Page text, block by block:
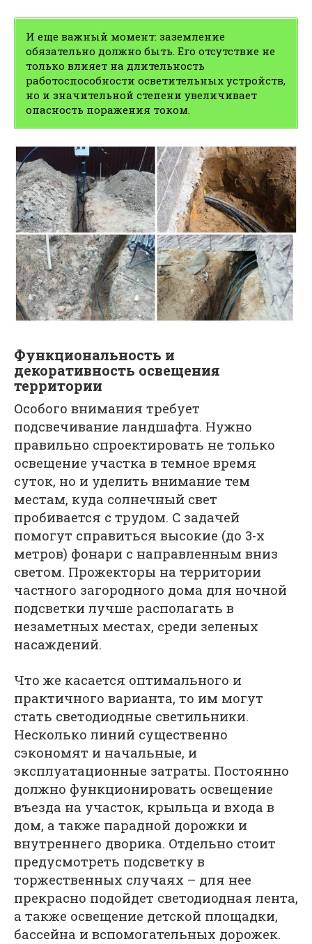
И еще важный момент: заземление
обязательно должно быть. Его отсутствие не
только влияет на длительность
работоспособности осветительных устройств,
но и значительной степени увеличивает
опасность поражения током.
Функциональность и
декоративность освещения
территории
Особого внимания требует
подсвечивание ландшафта. Нужно
правильно спроектировать не только
освещение участка в темное время
суток, но и уделить внимание тем
местам, куда солнечный свет
пробивается с трудом. С задачей
помогут справиться высокие (до 3-х
метров) фонари с направленным вниз
светом. Прожекторы на территории
частного загородного дома для ночной
подсветки лучше располагать в
незаметных местах, среди зеленых
насаждений.
Что же касается оптимального и
практичного варианта, то им могут
стать светодиодные светильники.
Несколько линий существенно
сэкономят и начальные, и
эксплуатационные затраты. Постоянно
должно функционировать освещение
въезда на участок, крыльца и входа в
дом, а также парадной дорожки и
внутреннего дворика. Отдельно стоит
предусмотреть подсветку в
торжественных случаях – для нее
прекрасно подойдет светодиодная лента,
а также освещение детской площадки,
бассейна и вспомогательных дорожек.